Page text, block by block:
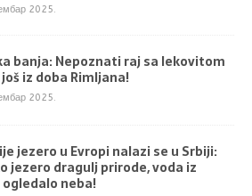
2025.
banja: Nepoznati raj sa lekovitom
iz doba Rimljana!
2025.
jezero u Evropi nalazi se u Srbiji:
jezero dragulj prirode, voda iz
neba!